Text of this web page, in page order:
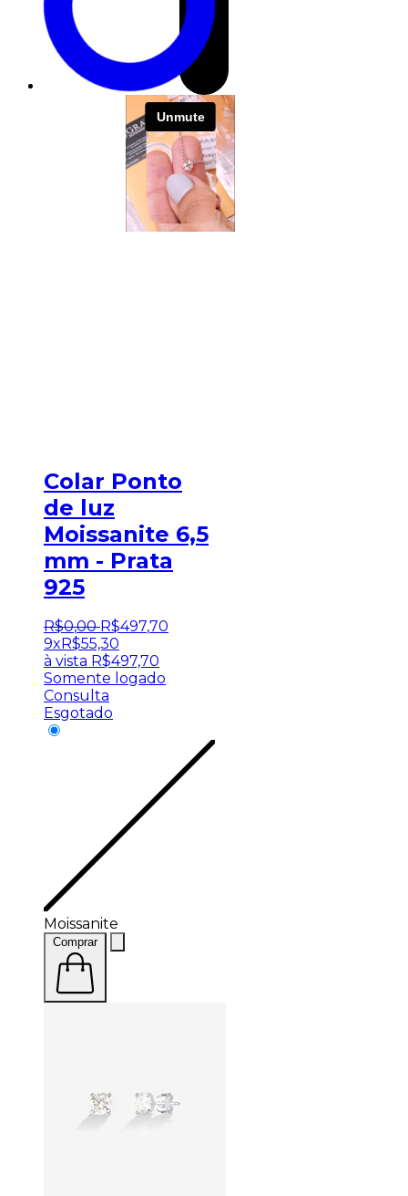
Colar Ponto
de luz
Moissanite 6,5
mm - Prata
925
R$0,00 R$497,70
9x R$55,30
à vista R$497,70
Somente logado
Consulta
Esgotado
Moissanite
Comprar